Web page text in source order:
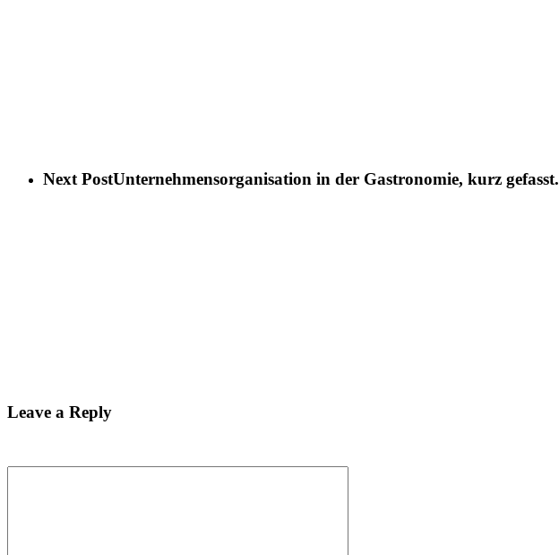
Next PostUnternehmensorganisation in der Gastronomie, kurz gefasst.
Leave a Reply